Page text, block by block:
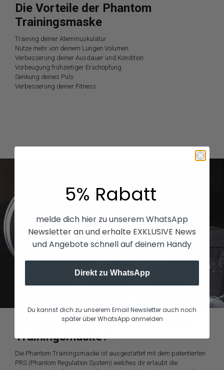
Die Vorteile der Phantom
Trainingsmaske
Training deiner Atemmuskulatur
Nutze mehr von deinem Lungen Volumen
Verbesserung deiner Ausdauer und Kondition
Vorbeugung frühzeitiger Erschöpfung
Senkung deines Puls
Verbesserung deiner Fitness
Für wen eignet sich die Phantom
Trainingsmaske?
Die Phantom Trainingsmaske ist ausgestattet mit dem patentierten
PRS (Phantom Regulation System) welches dir erlaubt die
5% Rabatt
melde dich hier zu unserem WhatsApp
Newsletter an und erhalte EXKLUSIVE News
und Angebote schnell auf deinem Handy
Direkt zu WhatsApp
Du kannst dich zu unserem Email Newsletter auch noch
später über WhatsApp anmelden